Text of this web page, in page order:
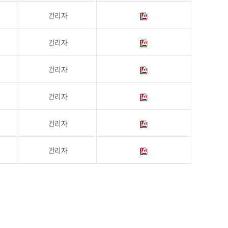
관리자
관리자
관리자
관리자
관리자
관리자